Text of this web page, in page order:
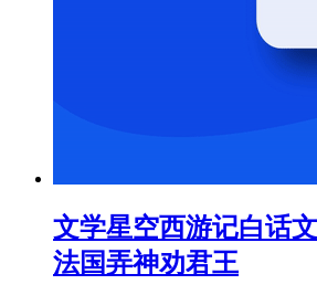
文学星空西游记白话
法国弄神劝君王